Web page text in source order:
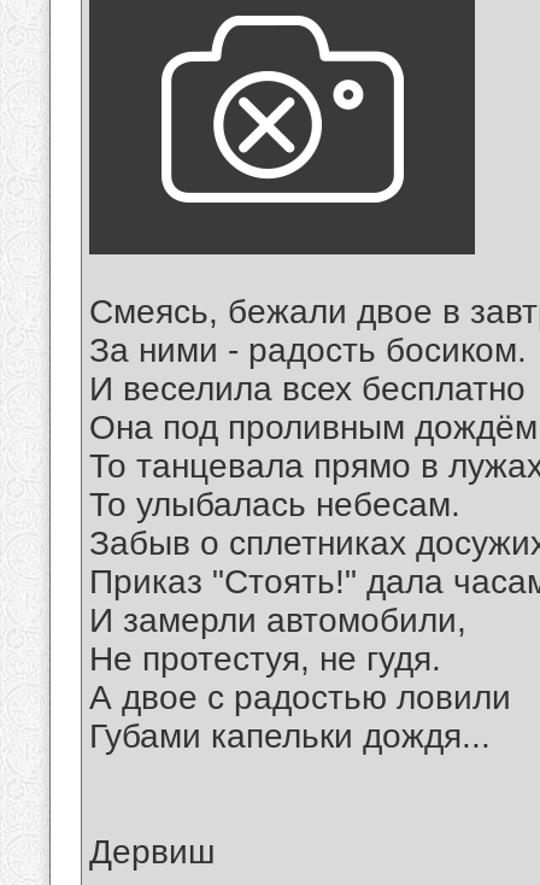
Смеясь, бежали двое в
За ними - радость босиком.
И веселила всех бесплатно
Она под проливным
То танцевала прямо в
То улыбалась небесам.
Забыв о сплетниках
Приказ "Стоять!" дала
И замерли автомобили,
Не протестуя, не гудя.
А двое с радостью ловили
Губами капельки дождя...
Дервиш